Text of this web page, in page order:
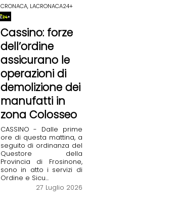
CRONACA, LACRONACA24+
Cassino: forze
dell’ordine
assicurano le
operazioni di
demolizione dei
manufatti in
zona Colosseo
CASSINO - Dalle prime
ore di questa mattina, a
seguito di ordinanza del
Questore della
Provincia di Frosinone,
sono in atto i servizi di
Ordine e Sicu...
27 Luglio 2026